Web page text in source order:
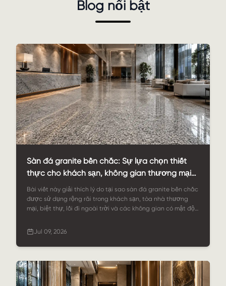
Blog nổi bật
Sàn đá granite bền chắc: Sự lựa chọn thiết
thực cho khách sạn, không gian thương mại
và các dự án ngoài trời.
Bài viết này giải thích lý do tại sao sàn đá granite bền chắc
được sử dụng rộng rãi trong khách sạn, tòa nhà thương
mại, biệt thự, lối đi ngoài trời và các không gian có mật độ
vật liệu, bề mặt hoàn thiện, kích thước tùy chỉnh, kiểm soát
lát sàn đá granite trên toàn cầu.
Jul 09, 2026